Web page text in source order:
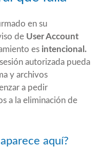
en su
de User Account
es intencional.
autorizada pueda
y archivos
a pedir
a la eliminación de
aquí?